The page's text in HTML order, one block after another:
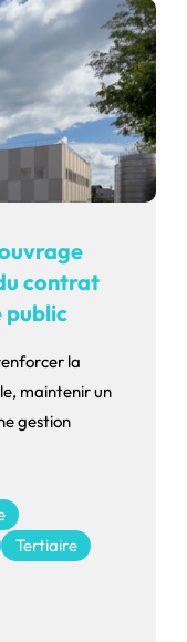
contrat
public
la
maintenir un
gestion
Tertiaire